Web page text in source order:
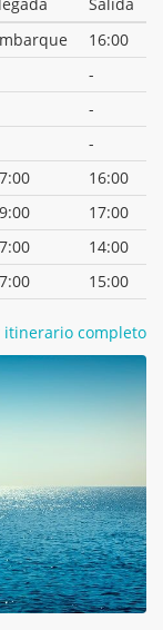
16:00
-
-
-
16:00
17:00
14:00
15:00
itinerario completo